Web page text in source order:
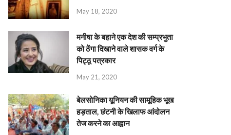
May 18, 2020
मनीषा के बहाने एक देश की सम्प्रभुता
को ठेंगा दिखाने वाले शासक वर्ग के
पिट्ठू पत्रकार
May 21, 2020
बेलसोनिका यूनियन की सामूहिक भूख
हड़ताल, छंटनी के खिलाफ आंदोलन
तेज करने का आह्वान